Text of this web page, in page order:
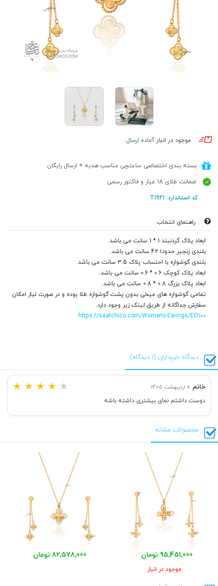
موجود در انبار آماده ارسال
بسته بندی اختصاصی ساعتچی مناسب هدیه + ارسال رایگان
ضمانت طلای 18 عیار و فاکتور رسمی
کد استاندارد: T1921
راهنمای انتخاب
ابعاد پلاک گردنبند 1 * 1 سانت می باشد.
بلندی زنجیر حدودا 42 سانت می باشد.
بلندی گوشواره با احتساب پلاک 3.5 سانت می باشد.
ابعاد پلاک کوچک 0.6 * 0.6 سانت می باشد.
ابعاد پلاک بزرگ 0.8 * 0.8 سانت می باشد.
تمامی گوشواره های میخی بدون پشت گوشواره طلا بوده و در صورت نیاز امکان
سفارش جداگانه از طریق لینک زیر وجود دارد.
https://saatchico.com/Womens-Earings/EO100
دیدگاه خریداران (1 دیدگاه)
خانم 8 اردیبهشت 1405 ★ ★ ★ ★ ★
دوست داشتم نمای بیشتری داشته باشه
محصولات مشابه
95,451,000 تومان
موجود در انبار
82,578,000 تومان